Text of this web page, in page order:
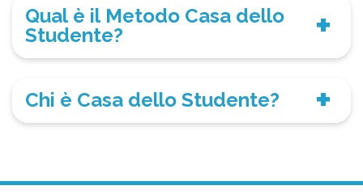
Qual è il Metodo Casa dello
Studente?
Chi è Casa dello Studente?